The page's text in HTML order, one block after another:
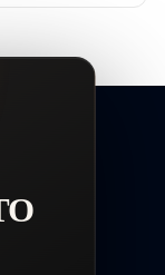
Nội